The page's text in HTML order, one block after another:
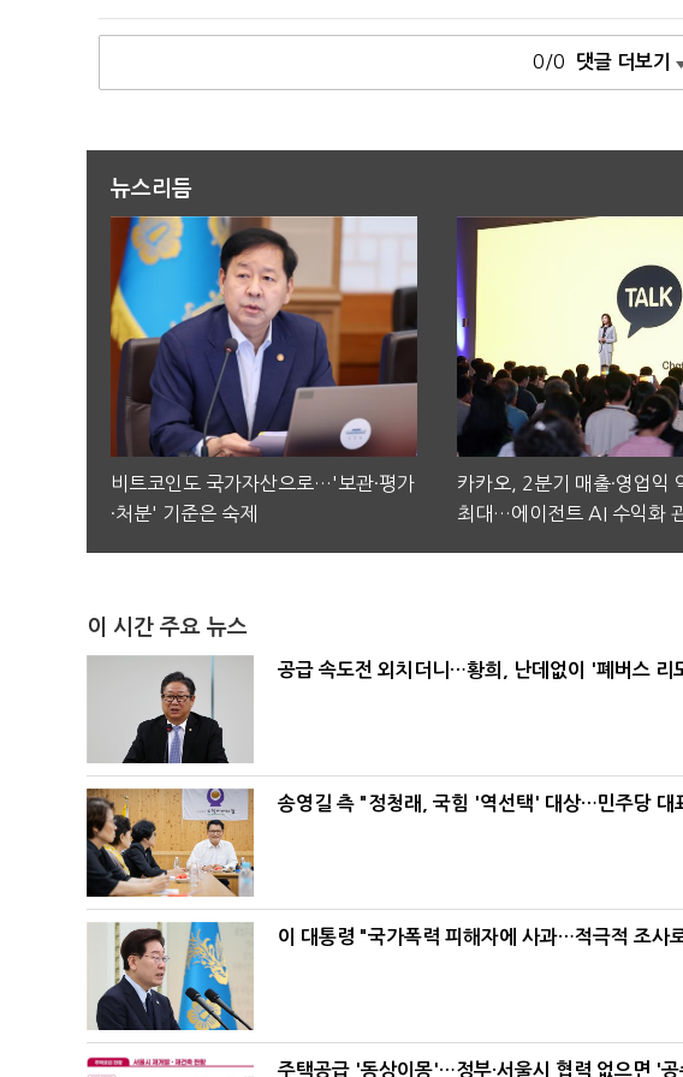
0/0 댓글 더보기
뉴스리듬
비트코인도 국가자산으로…'보관·평가
·처분' 기준은 숙제
카카오, 2분기 매출·영업익
최대…에이전트 AI 수익화
이 시간 주요 뉴스
공급 속도전 외치더니…황희, 난데없이 '폐버스 리
송영길 측 "정청래, 국힘 '역선택' 대상…민주당 대
이 대통령 "국가폭력 피해자에 사과…적극적 조사
주택공급 '동상이몽'…정부·서울시 협력 없으면 '